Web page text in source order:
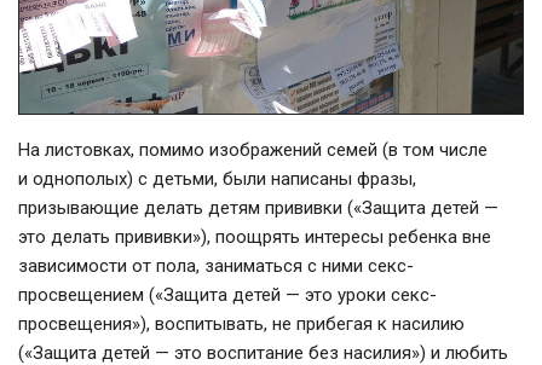
На листовках, помимо изображений семей (в том числе
и однополых) с детьми, были написаны фразы,
призывающие делать детям прививки («Защита детей —
это делать прививки»), поощрять интересы ребенка вне
зависимости от пола, заниматься с ними секс-
просвещением («Защита детей — это уроки секс-
просвещения»), воспитывать, не прибегая к насилию
(«Защита детей — это воспитание без насилия») и любить